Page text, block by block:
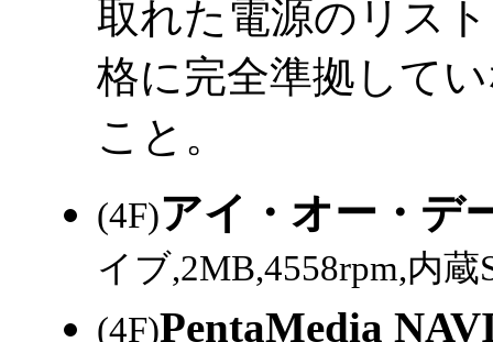
取れた電源のリス
格に完全準拠して
こと。
(4F)アイ・オー・デ
イブ,2MB,4558rpm,内蔵
(4F)PentaMedia